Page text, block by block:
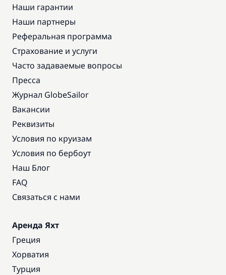
Наши гарантии
Наши партнеры
Реферальная программа
Страхование и услуги
Часто задаваемые вопросы
Пресса
Журнал GlobeSailor
Вакансии
Реквизиты
Условия по круизам
Условия по бербоут
Наш Блог
FAQ
Связаться с нами
Аренда Яхт
Греция
Хорватия
Турция